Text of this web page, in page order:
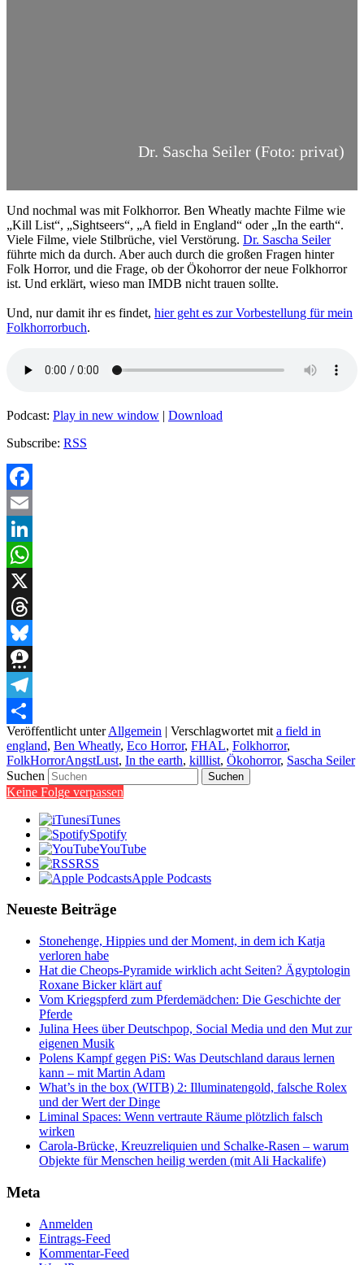
Dr. Sascha Seiler (Foto: privat)
Und nochmal was mit Folkhorror. Ben Wheatly machte Filme wie
„Kill List“, „Sightseers“, „A field in England“ oder „In the earth“.
Viele Filme, viele Stilbrüche, viel Verstörung. Dr. Sascha Seiler
führte mich da durch. Aber auch durch die großen Fragen hinter
Folk Horror, und die Frage, ob der Ökohorror der neue Folkhorror
ist. Und erklärt, wieso man IMDB nicht trauen sollte.
Und, nur damit ihr es findet, hier geht es zur Vorbestellung für mein
Folkhorrorbuch.
Podcast: Play in new window | Download
Subscribe: RSS
Facebook
Email
LinkedIn
WhatsApp
X
Threads
Bluesky
Threema
Telegram
Teilen
Veröffentlicht unter Allgemein | Verschlagwortet mit a field in
england, Ben Wheatly, Eco Horror, FHAL, Folkhorror,
FolkHorrorAngstLust, In the earth, killlist, Ökohorror, Sascha Seiler
Suchen
Keine Folge verpassen
iTunes
Spotify
YouTube
RSS
Apple Podcasts
Neueste Beiträge
Stonehenge, Hippies und der Moment, in dem ich Katja
verloren habe
Hat die Cheops-Pyramide wirklich acht Seiten? Ägyptologin
Roxane Bicker klärt auf
Vom Kriegspferd zum Pferdemädchen: Die Geschichte der
Pferde
Julina Hees über Deutschpop, Social Media und den Mut zur
eigenen Musik
Polens Kampf gegen PiS: Was Deutschland daraus lernen
kann – mit Martin Adam
What’s in the box (WITB) 2: Illuminatengold, falsche Rolex
und der Wert der Dinge
Liminal Spaces: Wenn vertraute Räume plötzlich falsch
wirken
Carola-Brücke, Kreuzreliquien und Schalke-Rasen – warum
Objekte für Menschen heilig werden (mit Ali Hackalife)
Meta
Anmelden
Eintrags-Feed
Kommentar-Feed